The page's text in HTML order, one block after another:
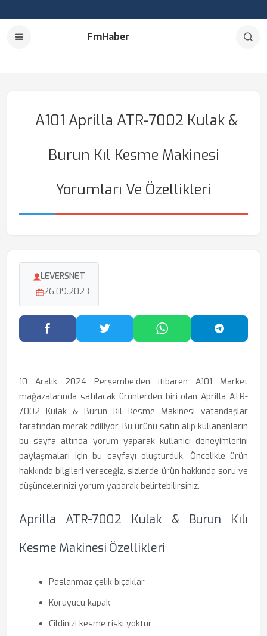
FmHaber
A101 Aprilla ATR-7002 Kulak &
Burun Kıl Kesme Makinesi
Yorumları Ve Özellikleri
LEVERSNET
26.09.2023
Facebook'ta PaylaşTwitter'da PaylaşWhatsApp'ta Paylaş
10 Aralık 2024 Perşembe’den itibaren A101 Market
mağazalarında satılacak ürünlerden biri olan Aprilla ATR-
7002 Kulak & Burun Kıl Kesme Makinesi vatandaşlar
tarafından merak ediliyor. Bu ürünü satın alıp kullananların
bu sayfa altında yorum yaparak kullanıcı deneyimlerini
paylaşmaları için bu sayfayı oluşturduk. Öncelikle ürün
hakkında bilgileri vereceğiz, sizlerde ürün hakkında soru ve
düşüncelerinizi yorum yaparak belirtebilirsiniz.
Aprilla ATR-7002 Kulak & Burun Kılı
Kesme Makinesi Özellikleri
Paslanmaz çelik bıçaklar
Koruyucu kapak
Cildinizi kesme riski yoktur